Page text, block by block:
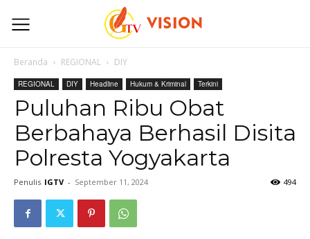
Beranda REGIONAL DIY
REGIONAL DIY Headline Hukum & Kriminal Terkini
Puluhan Ribu Obat
Berbahaya Berhasil Disita
Polresta Yogyakarta
Penulis IGTV - September 11, 2024 494